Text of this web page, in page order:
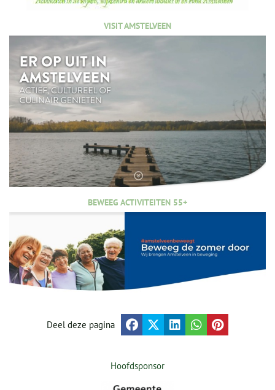
VISIT AMSTELVEEN
BEWEEG ACTIVITEITEN 55+
Deel deze pagina
Hoofdsponsor